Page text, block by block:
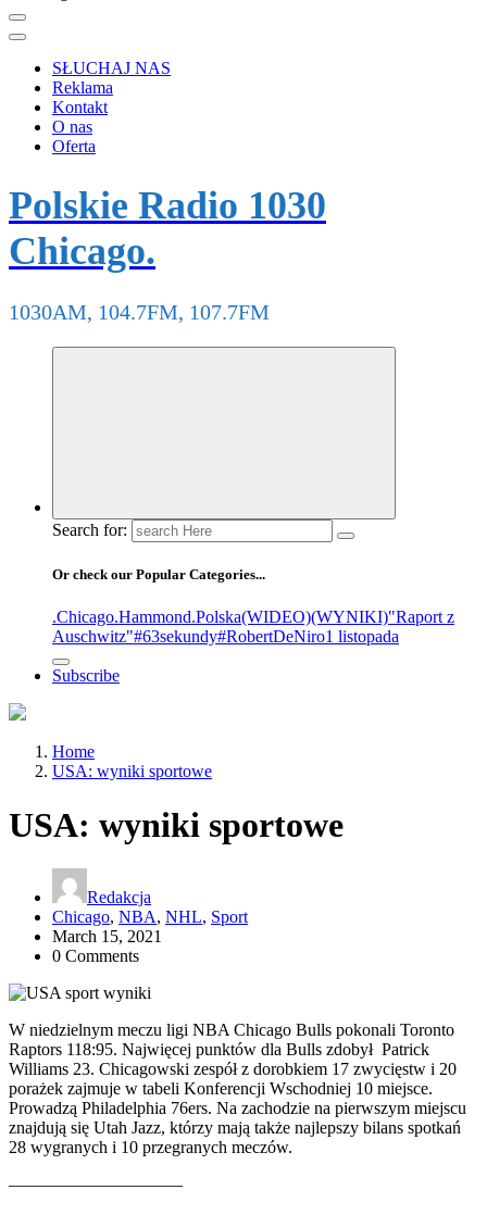
SŁUCHAJ NAS
Reklama
Kontakt
O nas
Oferta
Polskie Radio 1030
Chicago.
1030AM, 104.7FM, 107.7FM
Search for:
Or check our Popular Categories...
.Chicago.Hammond.Polska(WIDEO)(WYNIKI)"Raport z
Auschwitz"#63sekundy#RobertDeNiro1 listopada
Subscribe
Home
USA: wyniki sportowe
USA: wyniki sportowe
Redakcja
Chicago, NBA, NHL, Sport
March 15, 2021
0 Comments
W niedzielnym meczu ligi NBA Chicago Bulls pokonali Toronto
Raptors 118:95. Najwięcej punktów dla Bulls zdobył Patrick
Williams 23. Chicagowski zespół z dorobkiem 17 zwycięstw i 20
porażek zajmuje w tabeli Konferencji Wschodniej 10 miejsce.
Prowadzą Philadelphia 76ers. Na zachodzie na pierwszym miejscu
znajdują się Utah Jazz, którzy mają także najlepszy bilans spotkań
28 wygranych i 10 przegranych meczów.
——————————